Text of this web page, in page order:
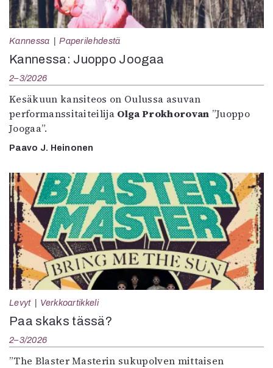
Kannessa Paperilehdestä
Kannessa: Juoppo Joogaa
2–3/2026
Kesäkuun kansiteos on Oulussa asuvan
performanssitaiteilija Olga Prokhorovan ”Juoppo
Joogaa”.
Paavo J. Heinonen
Levyt Verkkoartikkeli
Paa skaks tässä?
2–3/2026
”The Blaster Masterin sukupolven mittaisen